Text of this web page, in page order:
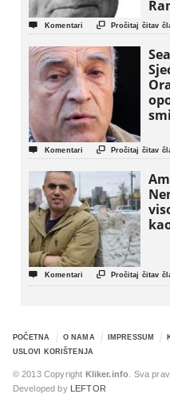
 Komentari  Pročitaj čitav
 Komentari  Pročitaj čitav
 Komentari  Pročitaj čitav
POČETNA O NAMA IMPRESSUM
USLOVI KORIŠTENJA
© 2013 Copyright Kliker.info . Sva
Developed by
LEFTOR